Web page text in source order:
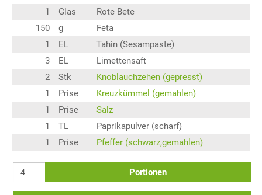
1 Glas
Rote Bete
150
g
Feta
1
EL
Tahin (Sesampaste)
3
EL
Limettensaft
2
Stk
Knoblauchzehen (gepresst)
1
Prise
Kreuzkümmel (gemahlen)
1
Prise
Salz
1
TL
Paprikapulver (scharf)
1
Prise Pfeffer (schwarz,gemahlen)
Portionen